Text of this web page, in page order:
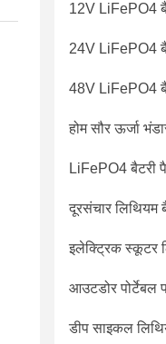
12V LiFePO4
24V LiFePO4
48V LiFePO4
होम सौर ऊर्जा
LiFePO4 बैटरी
दूरसंचार लिथियम
इलेक्ट्रिक स्कूटर
आउटडोर पोर्टेबल
डीप साइकल